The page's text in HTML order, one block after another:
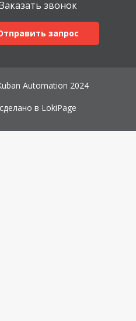
Заказать звонок
запрос
Automation 2024
сделано в LokiPage